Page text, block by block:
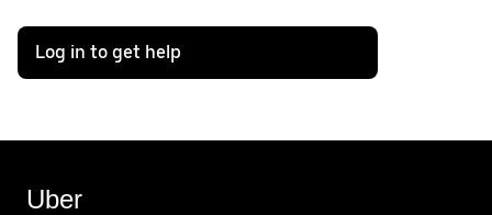
Log in to get help
Uber